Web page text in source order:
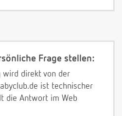
Frage stellen:
wird direkt von der
ist technischer
die Antwort im Web